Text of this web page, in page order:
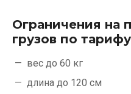
Ограничения на
грузов по
вес до 60 кг
длина до 120 см